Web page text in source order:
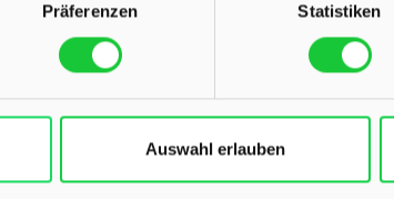
Präferenzen Statistiken
Auswahl erlauben